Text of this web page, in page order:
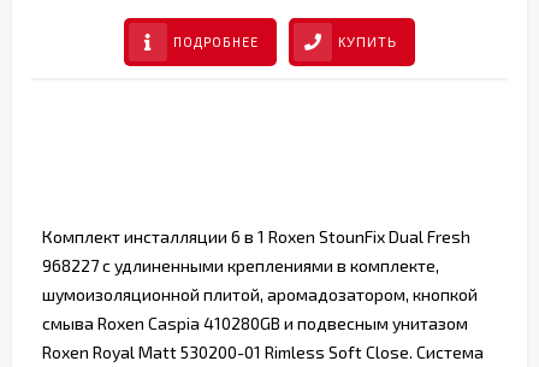
ПОДРОБНЕЕ КУПИТЬ
Комплект инсталляции 6 в 1 Roxen StounFix Dual Fresh
968227 с удлиненными креплениями в комплекте,
шумоизоляционной плитой, аромадозатором, кнопкой
смыва Roxen Caspia 410280GB ​и подвесным унитазом
Roxen Royal Matt 530200-01 Rimless Soft Close. Система